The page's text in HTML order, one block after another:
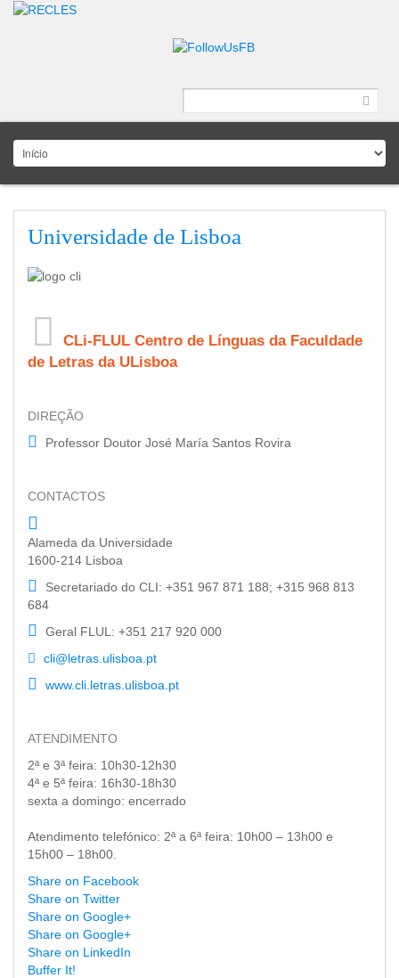
Universidade de Lisboa
CLi-FLUL Centro de Línguas da Faculdade
de Letras da ULisboa
DIREÇÃO
Professor Doutor José María Santos Rovira
CONTACTOS
Alameda da Universidade
1600-214 Lisboa
Secretariado do CLI: +351 967 871 188; +315 968 813
684
Geral FLUL: +351 217 920 000
cli@letras.ulisboa.pt
www.cli.letras.ulisboa.pt
ATENDIMENTO
2ª e 3ª feira: 10h30-12h30
4ª e 5ª feira: 16h30-18h30
sexta a domingo: encerrado
Atendimento telefónico: 2ª a 6ª feira: 10h00 – 13h00 e
15h00 – 18h00.
Share on Facebook
Share on Twitter
Share on Google+
Share on Google+
Share on LinkedIn
Buffer It!